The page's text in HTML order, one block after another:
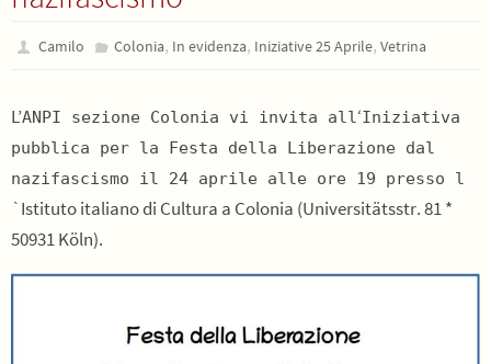
Camilo Colonia, In evidenza, Iniziative 25 Aprile, Vetrina
L’ANPI sezione Colonia vi invita all ‘Iniziativa
pubblica per la Festa della Liberazione dal
nazifascismo il 24 aprile alle ore 19 presso l
`Istituto italiano di Cultura a Colonia (Universitätsstr. 81 *
50931 Köln).